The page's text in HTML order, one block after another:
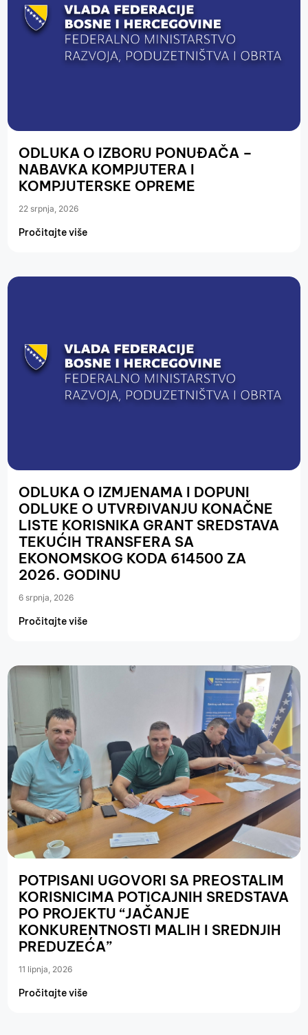
ODLUKA O IZBORU PONUĐAČA –
NABAVKA KOMPJUTERA I
KOMPJUTERSKE OPREME
22 srpnja, 2026
Pročitajte više
ODLUKA O IZMJENAMA I DOPUNI
ODLUKE O UTVRĐIVANJU KONAČNE
LISTE KORISNIKA GRANT SREDSTAVA
TEKUĆIH TRANSFERA SA
EKONOMSKOG KODA 614500 ZA
2026. GODINU
6 srpnja, 2026
Pročitajte više
POTPISANI UGOVORI SA PREOSTALIM
KORISNICIMA POTICAJNIH SREDSTAVA
PO PROJEKTU “JAČANJE
KONKURENTNOSTI MALIH I SREDNJIH
PREDUZEĆA”
11 lipnja, 2026
Pročitajte više